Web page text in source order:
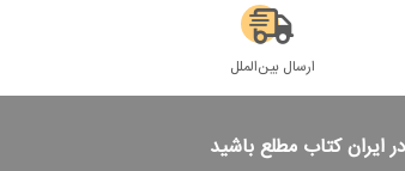
ارسال بین‌الملل
ایران کتاب مطلع باشید